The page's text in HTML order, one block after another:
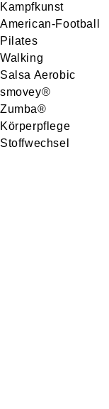
Kampfkunst
American-Football
Pilates
Walking
Salsa Aerobic
smovey®
Zumba®
Körperpflege
Stoffwechsel